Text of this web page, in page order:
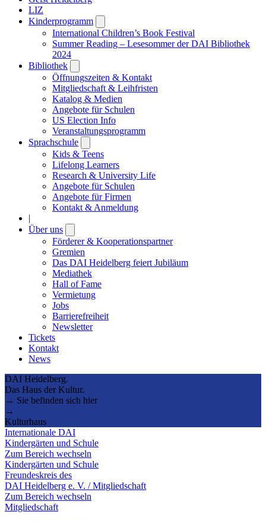
LIZ
Kinderprogramm
submenu
International Children’s Book Festival
Summer Reading – Lesesommer der DAI Bibliothek
2024
Bibliothek
submenu
Öffnungszeiten & Kontakt
Mitgliedschaft & Leihfristen
Katalog & Medien
Angebote für Schulen
US Election Info
Veranstaltungsprogramm
Sprachschule
submenu
Kids & Teens
Lifelong Learners
Research & University Life
Angebote für Schulen
Angebote für Firmen
Kontakt & Anmeldung
|
Über uns
submenu
Förderer & Kooperationspartner
Gremien
Das DAI Heidelberg feiert Jubiläum
Mediathek
Hall of Fame
Vermietung
Jobs
Barrierefreiheit
Newsletter
Tickets
Kontakt
News
DAI Heidelberg.
Das Haus der Kultur.
→ Sie befinden sich hier
→
Kulturhaus
Internationale DAI
Kindergärten und Schule
Zum Bereich wechseln
Kindergärten und Schule
Freundeskreis des
DAI Heidelberg e. V. / Mitgliedschaft
Zum Bereich wechseln
Mitgliedschaft